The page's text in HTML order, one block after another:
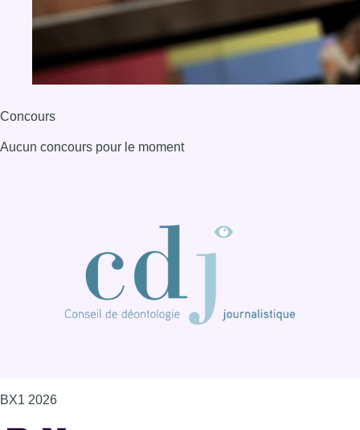
Concours
Aucun concours pour le moment
BX1 2026